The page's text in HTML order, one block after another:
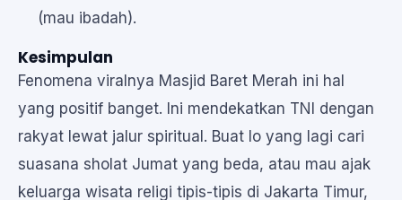
(mau ibadah).
Kesimpulan
Fenomena viralnya Masjid Baret Merah ini hal
yang positif banget. Ini mendekatkan TNI dengan
rakyat lewat jalur spiritual. Buat lo yang lagi cari
suasana sholat Jumat yang beda, atau mau ajak
keluarga wisata religi tipis-tipis di Jakarta Timur,